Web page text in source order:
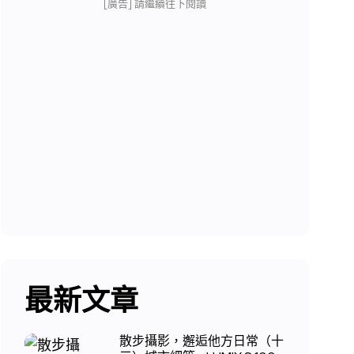
[廣告] 請繼續往下閱讀
最新文章
散步攝影，邂逅他方日常（十